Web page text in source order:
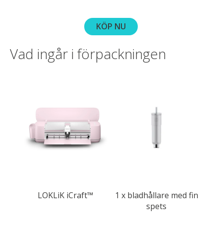
KÖP NU
Vad ingår i förpackningen
LOKLiK iCraft™
1 x bladhållare med fin
spets